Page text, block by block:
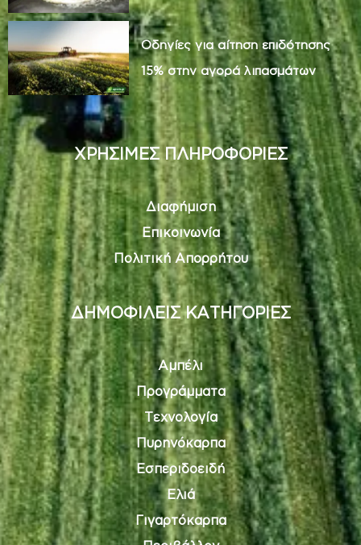
Οδηγίες για αίτηση επιδότησης
15% στην αγορά λιπασμάτων
ΧΡΗΣΙΜΕΣ ΠΛΗΡΟΦΟΡΙΕΣ
Διαφήμιση
Επικοινωνία
Πολιτική Απορρήτου
ΔΗΜΟΦΙΛΕΙΣ ΚΑΤΗΓΟΡΙΕΣ
Αμπέλι
Προγράμματα
Τεχνολογία
Πυρηνόκαρπα
Εσπεριδοειδή
Ελιά
Γιγαρτόκαρπα